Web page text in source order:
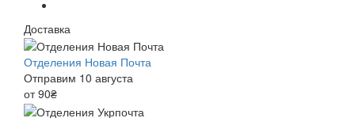
Доставка
Отделения Новая Почта
Отправим 10 августа
от 90₴